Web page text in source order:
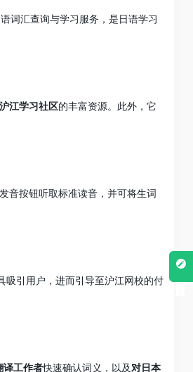
词汇查询与学习服务，是日语学习
沪江学习社区的丰富资源。此外，它
音按钮听取标准读音，并可将生词
吸引用户，进而引导至沪江网校的付
译工作者快速确认词义，以及对日本